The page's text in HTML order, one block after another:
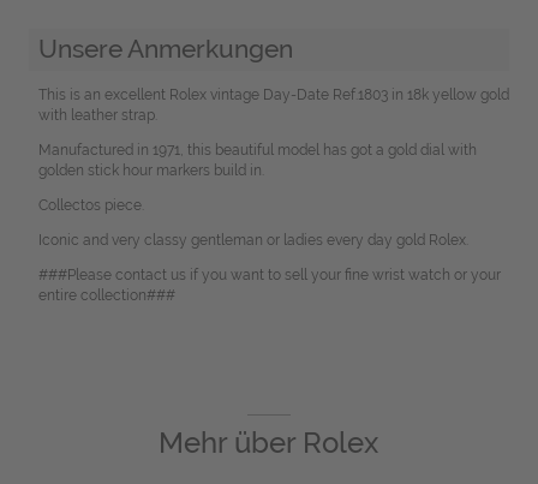
Unsere Anmerkungen
This is an excellent Rolex vintage Day-Date Ref.1803 in 18k yellow gold
with leather strap.
Manufactured in 1971, this beautiful model has got a gold dial with
golden stick hour markers build in.
Collectos piece.
Iconic and very classy gentleman or ladies every day gold Rolex.
###Please contact us if you want to sell your fine wrist watch or your
entire collection###
Mehr über Rolex